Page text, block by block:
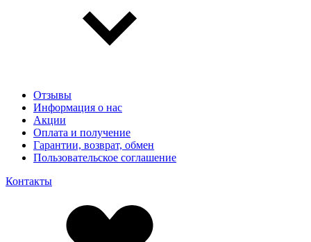
Отзывы
Информация о нас
Акции
Оплата и получение
Гарантии, возврат, обмен
Пользовательское соглашение
Контакты